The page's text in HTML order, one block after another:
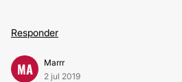
Responder
MA
Marrr
2 jul 2019